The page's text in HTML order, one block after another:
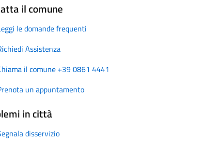
il comune
le domande frequenti
Assistenza
il comune +39 0861 4441
un appuntamento
in città
disservizio